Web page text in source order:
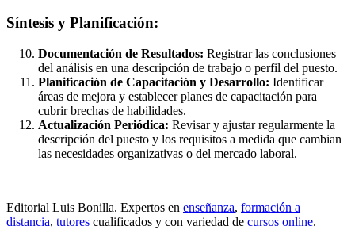
Síntesis y Planificación:
Documentación de Resultados: Registrar las conclusiones
del análisis en una descripción de trabajo o perfil del puesto.
Planificación de Capacitación y Desarrollo: Identificar
áreas de mejora y establecer planes de capacitación para
cubrir brechas de habilidades.
Actualización Periódica: Revisar y ajustar regularmente la
descripción del puesto y los requisitos a medida que cambian
las necesidades organizativas o del mercado laboral.
Editorial Luis Bonilla. Expertos en enseñanza, formación a
distancia, tutores cualificados y con variedad de cursos online.